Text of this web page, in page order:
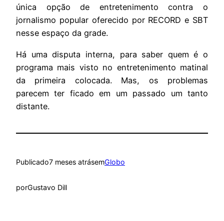
única opção de entretenimento contra o
jornalismo popular oferecido por RECORD e SBT
nesse espaço da grade.
Há uma disputa interna, para saber quem é o
programa mais visto no entretenimento matinal
da primeira colocada. Mas, os problemas
parecem ter ficado em um passado um tanto
distante.
Publicado7 meses atrásemGlobo
porGustavo Dill